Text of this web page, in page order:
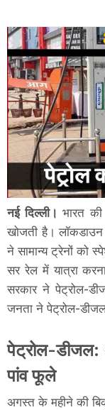
नई दिल्ली। भारत
खोजती है। लॉकडाउन
ने सामान्य ट्रेनों को
सर रेल में यात्रा
सरकार ने पेट्रोल-
जनता ने पेट्रोल-
पेट्रोल-डीजल:
पांव फूले
अगस्त के महीने की